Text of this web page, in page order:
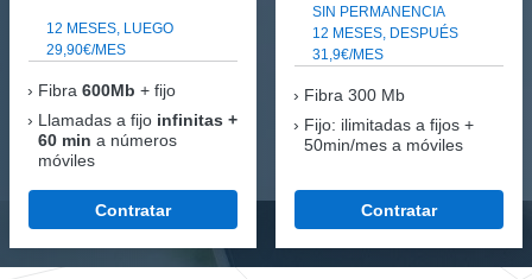
12 MESES, LUEGO
29,90€/MES
Fibra 600Mb + fijo
Llamadas a fijo infinitas +
60 min a números
móviles
Contratar
SIN PERMANENCIA
12 MESES, DESPUÉS
31,9€/MES
Fibra 300 Mb
Fijo: ilimitadas a fijos +
50min/mes a móviles
Contratar